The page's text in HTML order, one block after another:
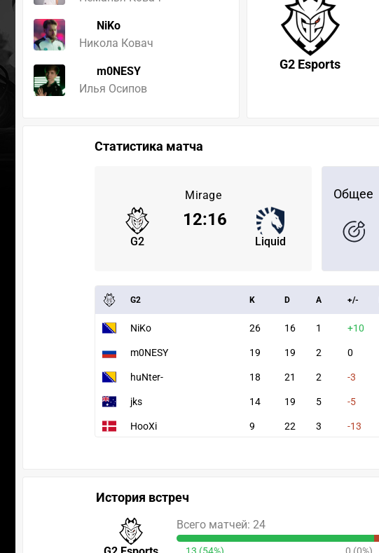
NiKo
Никола Ковач
m0NESY
Илья Осипов
G2 Esports
Статистика матча
Mirage
G2 Liquid
12:16
Общее
G2 K D A +/-
NiKo 26 16 1 +10
m0NESY 19 19 2 0
huNter- 18 21 2 -3
jks 14 19 5 -5
HooXi 9 22 3 -13
История встреч
Всего матчей: 24